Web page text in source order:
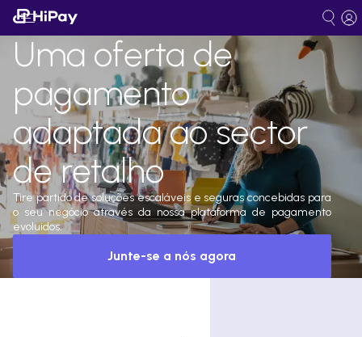
Uma oferta de
pagamento
adaptada ao sector
de retalho
Tire partido de soluções escaláveis e seguras concebidas para
o seu negócio através da nossa plataforma de pagamento
evoluidos.
Junte-se a nós agora